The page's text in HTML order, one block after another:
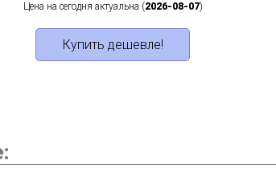
Цена на сегодня актуальна (2026-08-07)
Купить дешевле!